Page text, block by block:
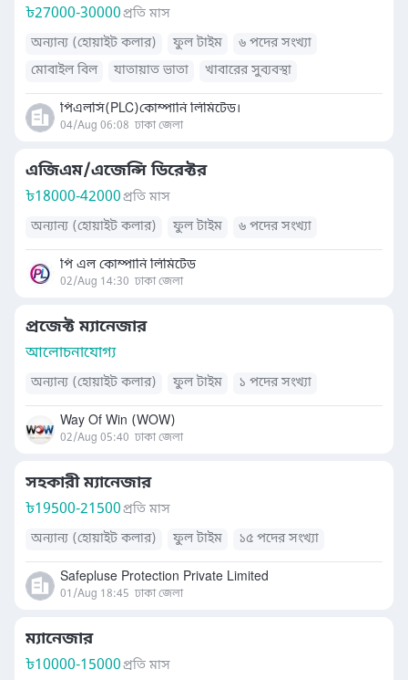
৳27000-30000প্রতি মাস
অন্যান্য (হোয়াইট কলার)
ফুল টাইম
৬ পদের সংখ্যা
মোবাইল বিল
যাতায়াত ভাতা খাবারের সুব্যবস্থা
পিএলসি(PLC)কোম্পানি লিমিটেড।
04/Aug 06:08 ঢাকা জেলা
এজিএম/এজেন্সি ডিরেক্টর
৳18000-42000প্রতি মাস
অন্যান্য (হোয়াইট কলার)
ফুল টাইম ৬ পদের সংখ্যা
পি এল কোম্পানি লিমিটেড
02/Aug 14:30 ঢাকা জেলা
প্রজেক্ট ম্যানেজার
আলোচনাযোগ্য
অন্যান্য (হোয়াইট কলার) ফুল টাইম ১ পদের সংখ্যা
Way Of Win (WOW)
02/Aug 05:40 ঢাকা জেলা
সহকারী ম্যানেজার
৳19500-21500প্রতি মাস
অন্যান্য (হোয়াইট কলার)
ফুল টাইম ১৫ পদের সংখ্যা
Safepluse Protection Private Limited
01/Aug 18:45 ঢাকা জেলা
ম্যানেজার
৳10000-15000প্রতি মাস